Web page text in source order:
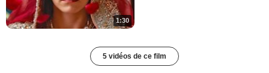
1:30
5 vidéos de ce film